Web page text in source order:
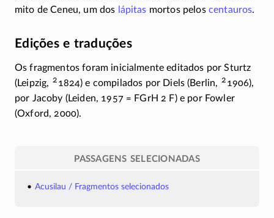
mito de Ceneu, um dos lápitas mortos pelos centauros.
Edições e traduções
Os fragmentos foram inicialmente editados por Sturtz
(Leipzig, 2 1824) e compilados por Diels (Berlin, 2 1906),
por Jacoby (Leiden, 1957 = FGrH 2 F) e por Fowler
(Oxford, 2000).
PASSAGENS SELECIONADAS
Acusilau / Fragmentos selecionados